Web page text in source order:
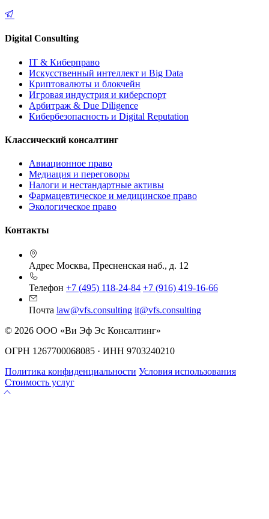
Digital Consulting
IT & Киберправо
Искусственный интеллект и Big Data
Криптовалюты и блокчейн
Игровая индустрия и киберспорт
Арбитраж & Due Diligence
Кибербезопасность и Digital Reputation
Классический консалтинг
Авиационное право
Медиация и переговоры
Налоги и нестандартные активы
Фармацевтическое и медицинское право
Экологическое право
Контакты
Адрес Москва, Пресненская наб., д. 12
Телефон +7 (495) 118-24-84 +7 (916) 419-16-66
Почта law@vfs.consulting it@vfs.consulting
© 2026 ООО «Ви Эф Эс Консалтинг»
ОГРН 1267700068085 · ИНН 9703240210
Политика конфиденциальности Условия использования
Стоимость услуг